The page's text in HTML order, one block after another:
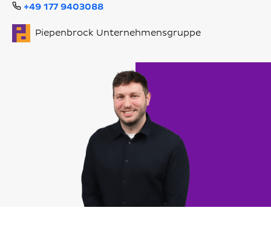
+49 177 9403088
Piepenbrock Unternehmensgruppe